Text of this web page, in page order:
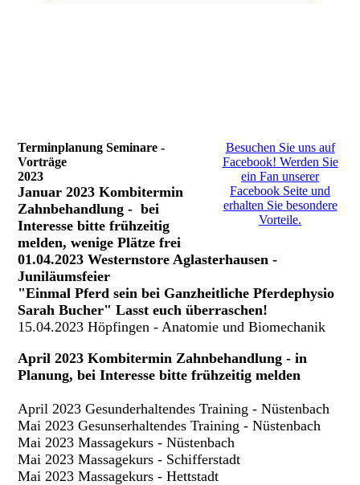
Besuchen Sie uns auf
Facebook! Werden Sie
ein Fan unserer
Facebook Seite und
erhalten Sie besondere
Vorteile.
Terminplanung Seminare -
Vorträge
2023
Januar 2023 Kombitermin
Zahnbehandlung - bei
Interesse bitte frühzeitig
melden, wenige Plätze frei
01.04.2023 Westernstore Aglasterhausen -
Juniläumsfeier
"Einmal Pferd sein bei Ganzheitliche Pferdephysio
Sarah Bucher" Lasst euch überraschen!
15.04.2023 Höpfingen - Anatomie und Biomechanik
April 2023 Kombitermin Zahnbehandlung - in
Planung, bei Interesse bitte frühzeitig melden
April 2023 Gesunderhaltendes Training - Nüstenbach
Mai 2023 Gesunserhaltendes Training - Nüstenbach
Mai 2023 Massagekurs - Nüstenbach
Mai 2023 Massagekurs - Schifferstadt
Mai 2023 Massagekurs - Hettstadt